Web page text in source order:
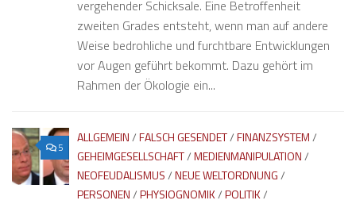
vergehender Schicksale. Eine Betroffenheit
zweiten Grades entsteht, wenn man auf andere
Weise bedrohliche und furchtbare Entwicklungen
vor Augen geführt bekommt. Dazu gehört im
Rahmen der Ökologie ein...
5
ALLGEMEIN/FALSCH GESENDET/FINANZSYSTEM/
GEHEIMGESELLSCHAFT/MEDIENMANIPULATION/
NEOFEUDALISMUS/NEUE WELTORDNUNG/
PERSONEN/PHYSIOGNOMIK/POLITIK/